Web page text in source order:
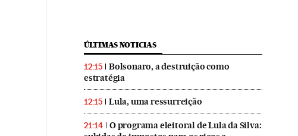
ÚLTIMAS NOTICIAS
12:15
Bolsonaro, a destruição como
estratégia
12:15 Lula, uma ressurreição
21:14
O programa eleitoral de Lula da Silva: